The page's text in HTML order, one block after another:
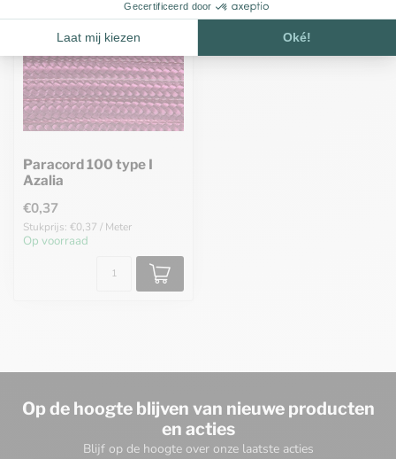
Paracord 100 type I
Azalia
€0,37
Stukprijs: €0,37 / Meter
Op voorraad
Op de hoogte blijven van nieuwe producten
en acties
Blijf op de hoogte over onze laatste acties